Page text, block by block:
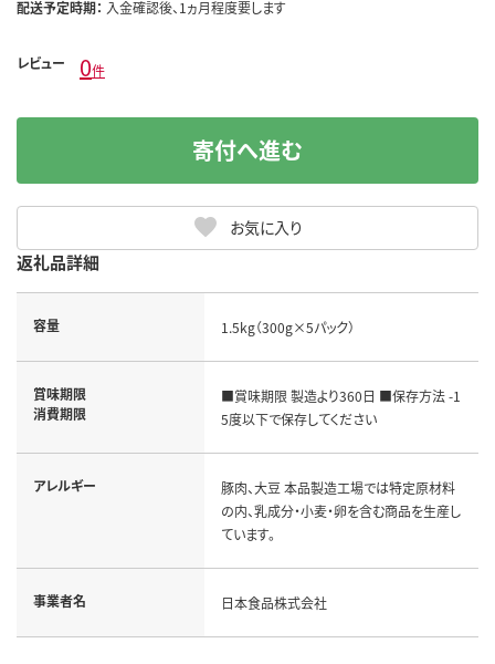
配送予定時期： 入金確認後、1ヵ月程度要します
レビュー 0件
お気に入り
寄付へ進む
返礼品詳細
容量 1.5kg（300g×5パック）
賞味期限
消費期限
■賞味期限 製造より360日 ■保存方法 -1
5度以下で保存してください
アレルギー
豚肉、大豆 本品製造工場では特定原材料
の内、乳成分・小麦・卵を含む商品を生産し
ています。
事業者名 日本食品株式会社